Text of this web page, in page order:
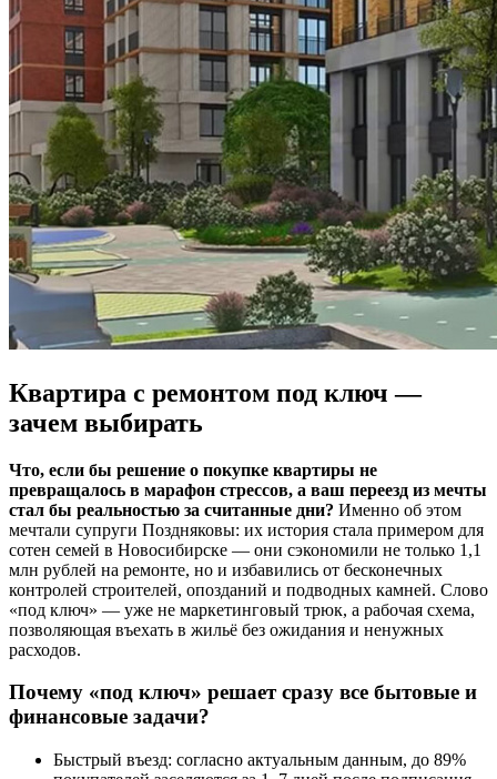
Квартира с ремонтом под ключ —
зачем выбирать
Что, если бы решение о покупке квартиры не
превращалось в марафон стрессов, а ваш переезд из мечты
стал бы реальностью за считанные дни? Именно об этом
мечтали супруги Поздняковы: их история стала примером для
сотен семей в Новосибирске — они сэкономили не только 1,1
млн рублей на ремонте, но и избавились от бесконечных
контролей строителей, опозданий и подводных камней. Слово
«под ключ» — уже не маркетинговый трюк, а рабочая схема,
позволяющая въехать в жильё без ожидания и ненужных
расходов.
Почему «под ключ» решает сразу все бытовые и
финансовые задачи?
Быстрый въезд: согласно актуальным данным, до 89%